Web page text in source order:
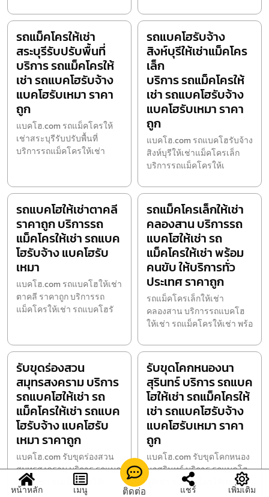
รถแม็คโครให้เช่า
สระบุรีรับปรับพื้นที่
บริการ รถแม็คโครให้
เช่า รถแบคโฮรับจ้าง
แบคโฮรับเหมา ราคา
ถูก
แบคโฮ.com รถแม็คโครให้
เช่าสระบุรีรับปรับพื้นที่
บริการรถแม็คโครให้เช่า
รถแบคโฮรับจ้าง
สิงห์บุรีให้เช่าแม็คโคร
เล็ก
บริการ รถแม็คโครให้
เช่า รถแบคโฮรับจ้าง
แบคโฮรับเหมา ราคา
ถูก
แบคโฮ.com รถแบคโฮรับจ้าง
สิงห์บุรีให้เช่าแม็คโครเล็ก
บริการรถแม็คโครให้เ
รถแบคโฮให้เช่าตาคลี
ราคาถูก บริการรถ
แม็คโครให้เช่า รถแบค
โฮรับจ้าง แบคโฮรับ
เหมา
แบคโฮ.com รถแบคโฮให้เช่า
ตาคลี ราคาถูก บริการรถ
แม็คโครให้เช่า รถแบคโฮรั
รถแม็คโครเล็กให้เช่า
คลองสาน บริการรถ
แบคโฮให้เช่า รถ
แม็คโครให้เช่า พร้อม
คนขับ ให้บริการทั่ว
ประเทศ ราคาถูก
รถแม็คโครเล็กให้เช่า
คลองสาน บริการรถแบคโฮ
ให้เช่า รถแม็คโครให้เช่า พร้อ
รับขุดร่องสวน
สมุทรสงคราม บริการ
รถแบคโฮให้เช่า รถ
แม็คโครให้เช่า รถแบค
โฮรับจ้าง แบคโฮรับ
เหมา ราคาถูก
แบคโฮ.com รับขุดร่องสวน
สมุทรสงคราม บริการ รถแบค
โฮให้เช่า รถแม็คโครให้เ
รับขุดโคกหนองนา
สุรินทร์ บริการ รถแบค
โฮให้เช่า รถแม็คโครให้
เช่า รถแบคโฮรับจ้าง
แบคโฮรับเหมา ราคา
ถูก
แบคโฮ.com รับขุดโคกหนอง
นาสุรินทร์ บริการ รถแบคโฮ
ให้เช่า รถแม็คโครให้เช
หน้าหลัก เมนู ติดต่อ แชร์ เพิ่มเติม